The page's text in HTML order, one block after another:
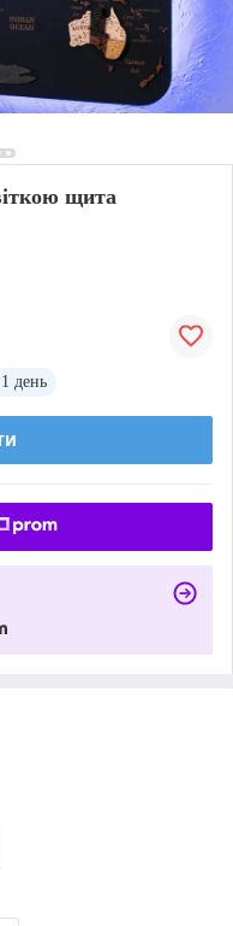
щита
1 день